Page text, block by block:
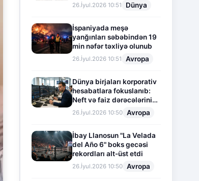
26.İyul.2026 10:51 Dünya
İspaniyada meşə
yanğınları səbəbindən 19
min nəfər təxliyə olunub
26.İyul.2026 10:51 Avropa
Dünya birjaları korporativ
hesabatlara fokuslanıb:
Neft və faiz dərəcələrinin
təsiri altında cari vəziyyət
26.İyul.2026 10:50 Avropa
İbay Llanosun "La Velada
del Año 6" boks gecəsi
rekordları alt-üst etdi
26.İyul.2026 10:50 Avropa